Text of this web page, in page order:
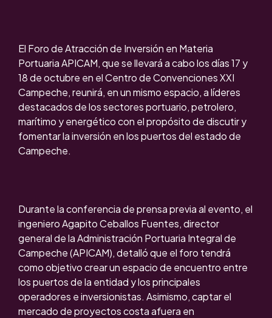
El Foro de Atracción de Inversión en Materia
Portuaria APICAM, que se llevará a cabo los días 17 y
18 de octubre en el Centro de Convenciones XXI
Campeche, reunirá, en un mismo espacio, a líderes
destacados de los sectores portuario, petrolero,
marítimo y energético con el propósito de discutir y
fomentar la inversión en los puertos del estado de
Campeche.
Durante la conferencia de prensa previa al evento, el
ingeniero Agapito Ceballos Fuentes, director
general de la Administración Portuaria Integral de
Campeche (APICAM), detalló que el foro tendrá
como objetivo crear un espacio de encuentro entre
los puertos de la entidad y los principales
operadores e inversionistas. Asimismo, captar el
mercado de proyectos costa afuera en